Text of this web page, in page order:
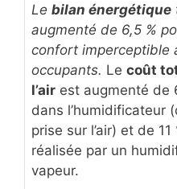
Le bilan énergétique
augmenté de 6,5 %
confort imperceptible
occupants. Le coût
l’air est augmenté de
dans l’humidificateur
prise sur l’air) et de
réalisée par un
vapeur.